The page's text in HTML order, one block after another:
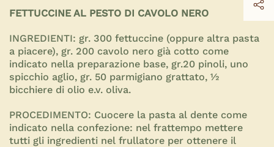
FETTUCCINE AL PESTO DI CAVOLO NERO
INGREDIENTI: gr. 300 fettuccine (oppure altra pasta
a piacere), gr. 200 cavolo nero già cotto come
indicato nella preparazione base, gr.20 pinoli, uno
spicchio aglio, gr. 50 parmigiano grattato, ½
bicchiere di olio e.v. oliva.
PROCEDIMENTO: Cuocere la pasta al dente come
indicato nella confezione: nel frattempo mettere
tutti gli ingredienti nel frullatore per ottenere il